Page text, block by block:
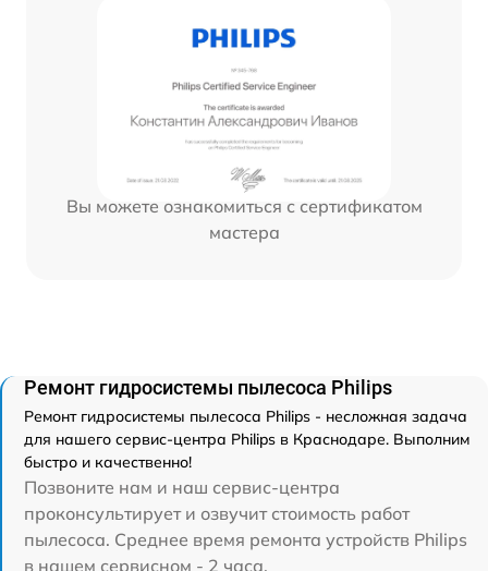
Вы можете ознакомиться с сертификатом
мастера
Ремонт гидросистемы пылесоса Philips
Ремонт гидросистемы пылесоса Philips - несложная задача
для нашего сервис-центра Philips в Краснодаре. Выполним
быстро и качественно!
Позвоните нам и наш сервис-центра
проконсультирует и озвучит стоимость работ
пылесоса. Среднее время ремонта устройств Philips
в нашем сервисном - 2 часа.